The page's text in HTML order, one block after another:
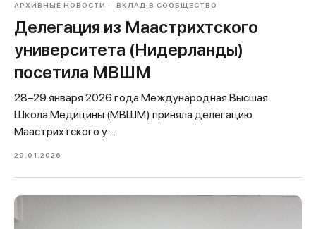
АРХИВНЫЕ НОВОСТИ ВКЛАД В СООБЩЕСТВО
Делегация из Маастрихтского
университета (Нидерланды)
посетила МВШМ
28–29 января 2026 года Международная Высшая
Школа Медицины (МВШМ) приняла делегацию
Маастрихтского у ...
29.01.2026